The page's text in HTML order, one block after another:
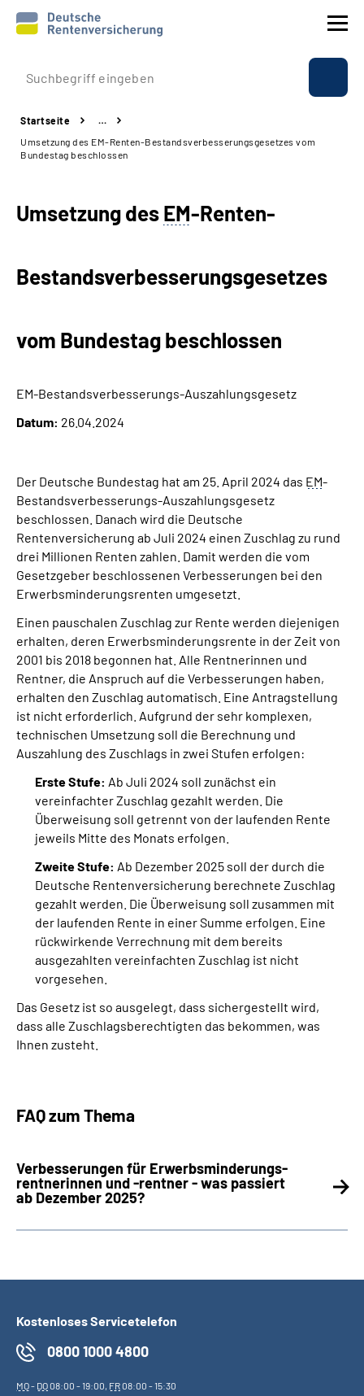
Prävention
Reha
Beratung & Kontakt
Experten
Suche
Inhalte in Gebärdensprache (DGS)
Leichte Sprache
Mein Kundenportal
Startseite
…
Umsetzung des EM-Renten-Bestandsverbesserungs­gesetzes vom
Bundestag beschlossen
Umsetzung desEM-Renten-
Bestandsverbesserungs­gesetzes
vom Bundestag beschlossen
EM-Bestandsverbesserungs-Auszahlungsgesetz
Datum: 26.04.2024
Der Deutsche Bundestag hat am 25. April 2024 das EM-
Bestandsverbesserungs-Auszahlungsgesetz
beschlossen. Danach wird die Deutsche
Rentenversicherung ab Juli 2024 einen Zuschlag zu rund
drei Millionen Renten zahlen. Damit werden die vom
Gesetzgeber beschlossenen Verbesserungen bei den
Erwerbsminderungsrenten umgesetzt.
Einen pauschalen Zuschlag zur Rente werden diejenigen
erhalten, deren Erwerbsminderungsrente in der Zeit von
2001 bis 2018 begonnen hat. Alle Rentnerinnen und
Rentner, die Anspruch auf die Verbesserungen haben,
erhalten den Zuschlag automatisch. Eine Antragstellung
ist nicht erforderlich. Aufgrund der sehr komplexen,
technischen Umsetzung soll die Berechnung und
Auszahlung des Zuschlags in zwei Stufen erfolgen:
Erste Stufe: Ab Juli 2024 soll zunächst ein
vereinfachter Zuschlag gezahlt werden. Die
Überweisung soll getrennt von der laufenden Rente
jeweils Mitte des Monats erfolgen.
Zweite Stufe: Ab Dezember 2025 soll der durch die
Deutsche Rentenversicherung berechnete Zuschlag
gezahlt werden. Die Überweisung soll zusammen mit
der laufenden Rente in einer Summe erfolgen. Eine
rückwirkende Verrechnung mit dem bereits
ausgezahlten vereinfachten Zuschlag ist nicht
vorgesehen.
Das Gesetz ist so ausgelegt, dass sichergestellt wird,
dass alle Zuschlagsberechtigten das bekommen, was
Ihnen zusteht.
FAQ zum Thema
Verbesserungen für Erwerbsminderungs­
rentnerinnen und -rentner - was passiert
ab Dezember 2025?
Kostenloses Servicetelefon
0800 1000 4800
MO- DO08:00 - 19:00, FR08:00 - 15:30